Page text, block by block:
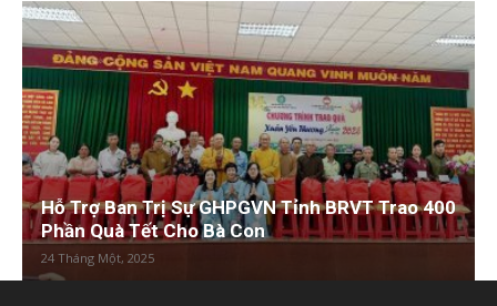
Hỗ Trợ Ban Trị Sự GHPGVN Tỉnh BRVT Trao 400
Phần Quà Tết Cho Bà Con
24 Tháng Một, 2025